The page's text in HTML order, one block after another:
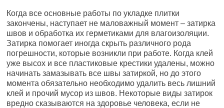
Когда все основные работы по укладке плитки
закончены, наступает не маловажный момент – затирка
швов и обработка их герметиками для влагоизоляции.
Затирка помогает иногда скрыть различного рода
погрешности, которые возникли при работе. Когда клей
уже высох и все пластиковые крестики удалены, можно
начинать замазывать все швы затиркой, но до этого
момента обязательно необходимо удалить весь лишний
клей и прочий мусор из швов. Некоторые виды затирок
вредно сказываются на здоровье человека, если не